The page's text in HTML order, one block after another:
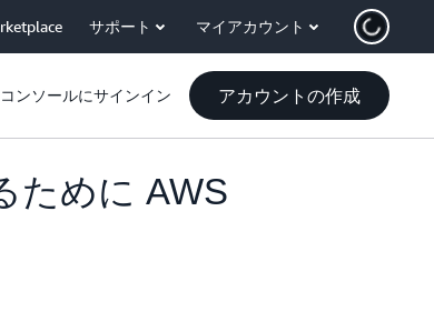
サポート マイアカウント
コンソールにサインイン アカウントの作成
ために AWS